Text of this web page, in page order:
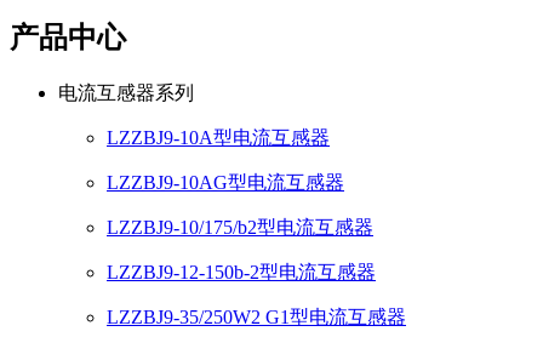
产品中心
电流互感器系列
LZZBJ9-10A型电流互感器
LZZBJ9-10AG型电流互感器
LZZBJ9-10/175/b2型电流互感器
LZZBJ9-12-150b-2型电流互感器
LZZBJ9-35/250W2 G1型电流互感器